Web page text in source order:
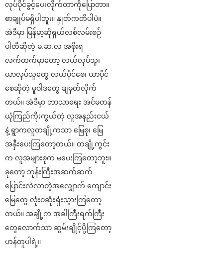
လုပ်ပိုင်ခွင့်ပေးလိုက်တာကိုပြောတာ။
စာချုပ်မရှိပါဘူး။ နှုတ်ကတိပါပဲ။
အဲဒီမှာ မြန်မာ့ဆိုရှယ်လစ်လမ်းစဉ်
ပါတီဆိုတဲ့ မ.ဆ.လ အစိုးရ
လက်ထက်မှာတော့ လယ်လုပ်သူ၊
ယာလုပ်သူတွေ လယ်ပိုင်စေ၊ ယာပိုင်
စေဆိုတဲ့ မူဝါဒတွေ ချမှတ်လိုက်
တယ်။ အဲဒီမှာ ဘာသာရေး အင်မတန်
ယုံကြည်ကိုးကွယ်တဲ့ လူအနည်းငယ်
နဲ့ ရွာကလူတချို့ကသာ မြေစု၊ မြေ
အနှီးပေးကြတော့တယ်။ တချို့ကွင်း
က လူအများစုက မပေးကြတော့ဘူး။
ခုတော့ ဘုန်းကြီးအဆက်ဆက်
ပြောင်းလဲလာတဲ့အလျှောက် ကျောင်း
မြေတွေ လုံးဝဆုံးရှုံးသွားကြတော့
တယ်။ အချို့က အခါကြီးရက်ကြီး
တွေလောက်သာ ဆွမ်းချိုင့်ပို့ကြတော့
ဟန်တူပါရဲ့။